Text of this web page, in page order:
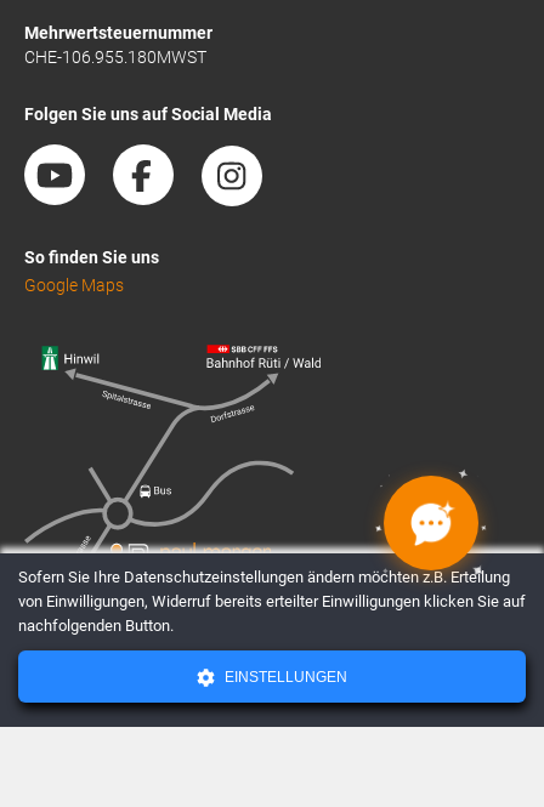
Mehrwertsteuernummer
CHE-106.955.180MWST
Folgen Sie uns auf Social Media
So finden Sie uns
Google Maps
AGBsDatenschutzImpressum
✦
✦
✦
✦
✦
✦
Sofern Sie Ihre Datenschutzeinstellungen ändern möchten z.B. Erteilung
von Einwilligungen, Widerruf bereits erteilter Einwilligungen klicken Sie auf
nachfolgenden Button.
EINSTELLUNGEN